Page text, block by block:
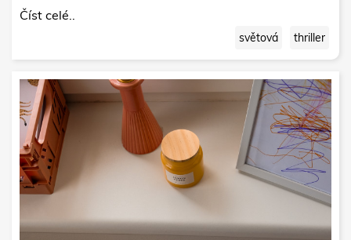
Číst celé..
světová thriller